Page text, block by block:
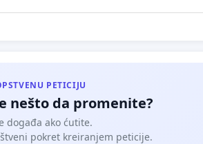
PETICIJU
nešto da promenite?
događa ako ćutite.
pokret kreiranjem peticije.